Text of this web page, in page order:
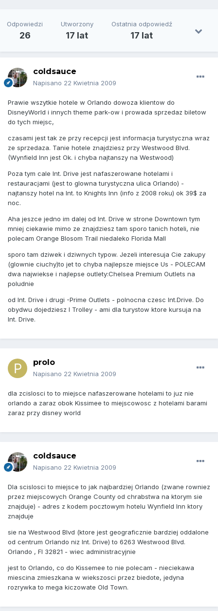
Odpowiedzi
26
Utworzony
17 lat
Ostatnia odpowiedź
17 lat
coldsauce
Napisano 22 Kwietnia 2009
Prawie wszytkie hotele w Orlando dowoza klientow do
DisneyWorld i innych theme park-ow i prowada sprzedaz biletow
do tych miejsc,
czasami jest tak ze przy recepcji jest informacja turystyczna wraz
ze sprzedaza. Tanie hotele znajdziesz przy Westwood Blvd.
(Wynfield Inn jest Ok. i chyba najtanszy na Westwood)
Poza tym cale Int. Drive jest nafaszerowane hotelami i
restauracjami (jest to glowna turystyczna ulica Orlando) -
najtanszy hotel na Int. to Knights Inn (info z 2008 roku) ok 39$ za
noc.
Aha jeszce jedno im dalej od Int. Drive w strone Downtown tym
mniej ciekawie mimo ze znajdziesz tam sporo tanich hoteli, nie
polecam Orange Blosom Trail niedaleko Florida Mall
sporo tam dziwek i dziwnych typow. Jezeli interesuja Cie zakupy
(glownie ciuchy)to jet to chyba najlepsze miejsce Us - POLECAM
dwa najwiekse i najlepse outlety:Chelsea Premium Outlets na
poludnie
od Int. Drive i drugi -Prime Outlets - polnocna czesc Int.Drive. Do
obydwu dojedziesz I Trolley - ami dla turystow ktore kursuja na
Int. Drive.
prolo
Napisano 22 Kwietnia 2009
dla zcislosci to to miejsce nafaszerowane hotelami to juz nie
orlando a zaraz obok Kissimee to miejscowosc z hotelami barami
zaraz przy disney world
coldsauce
Napisano 22 Kwietnia 2009
Dla scislosci to miejsce to jak najbardziej Orlando (zwane rowniez
przez miejscowych Orange County od chrabstwa na ktorym sie
znajduje) - adres z kodem pocztowym hotelu Wynfield Inn ktory
znajduje
sie na Westwood Blvd (ktore jest geograficznie bardziej oddalone
od centrum Orlando niz Int. Drive) to 6263 Westwood Blvd.
Orlando , Fl 32821 - wiec administracyjnie
jest to Orlando, co do Kissemee to nie polecam - nieciekawa
miescina zmieszkana w wiekszosci przez biedote, jedyna
rozrywka to mega kiczowate Old Town.